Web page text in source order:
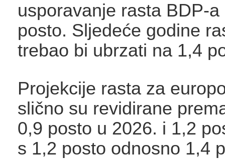
usporavanje rasta BDP-a
posto. Sljedeće godine
trebao bi ubrzati na 1,4
Projekcije rasta za
slično su revidirane
0,9 posto u 2026. i 1,2
s 1,2 posto odnosno 1,4